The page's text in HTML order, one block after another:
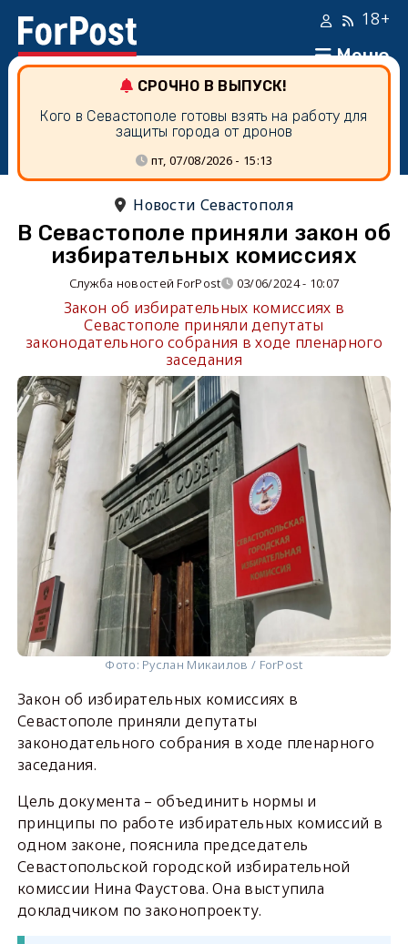
Меню
18+
СРОЧНО В ВЫПУСК!
Кого в Севастополе готовы взять на работу для
защиты города от дронов
пт, 07/08/2026 - 15:13
Новости Севастополя
В Севастополе приняли закон об
избирательных комиссиях
Служба новостей ForPost 03/06/2024 - 10:07
Закон об избирательных комиссиях в
Севастополе приняли депутаты
законодательного собрания в ходе пленарного
заседания
Фото: Руслан Микаилов / ForPost
Закон об избирательных комиссиях в
Севастополе приняли депутаты
законодательного собрания в ходе пленарного
заседания.
Цель документа – объединить нормы и
принципы по работе избирательных комиссий в
одном законе, пояснила председатель
Севастопольской городской избирательной
комиссии Нина Фаустова. Она выступила
докладчиком по законопроекту.